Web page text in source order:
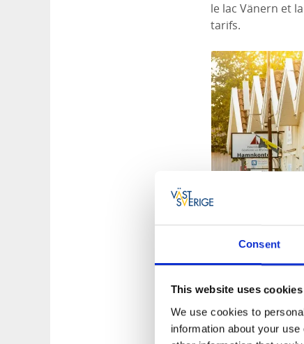
Consent
This website uses cookies
We use cookies to
information about your
le lac Vänern et
tarifs.
Bienvenue sur
Pavillon Bleu